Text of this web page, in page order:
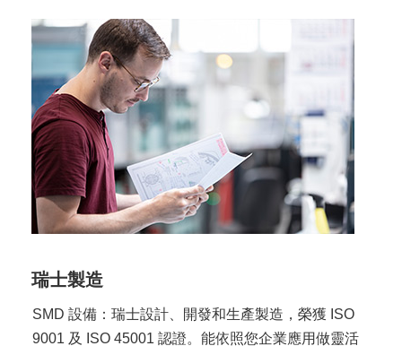
瑞士製造
SMD 設備：瑞士設計、開發和生產製造，榮獲 ISO
9001 及 ISO 45001 認證。能依照您企業應用做靈活